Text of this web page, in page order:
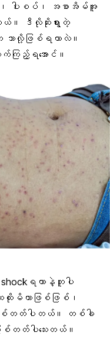
၊ ပါးစပ်၊ အစာအိမ်အူ
တယ်။ ဒီလိုဆိုးရွားတဲ့
က ဘာလို့ဖြစ်ရတာလဲ။
ကြည့်ရအောင်။
ရတာနဲ့တူပါ
းမိတာဖြစ်ဖြစ်၊
ြစ်တတ်ပါတယ်။ တစ်ခါ
စ်တတ်ပါသေးတယ်။